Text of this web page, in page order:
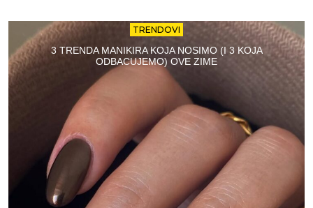
TRENDOVI
3 TRENDA MANIKIRA KOJA NOSIMO (I 3 KOJA
ODBACUJEMO) OVE ZIME